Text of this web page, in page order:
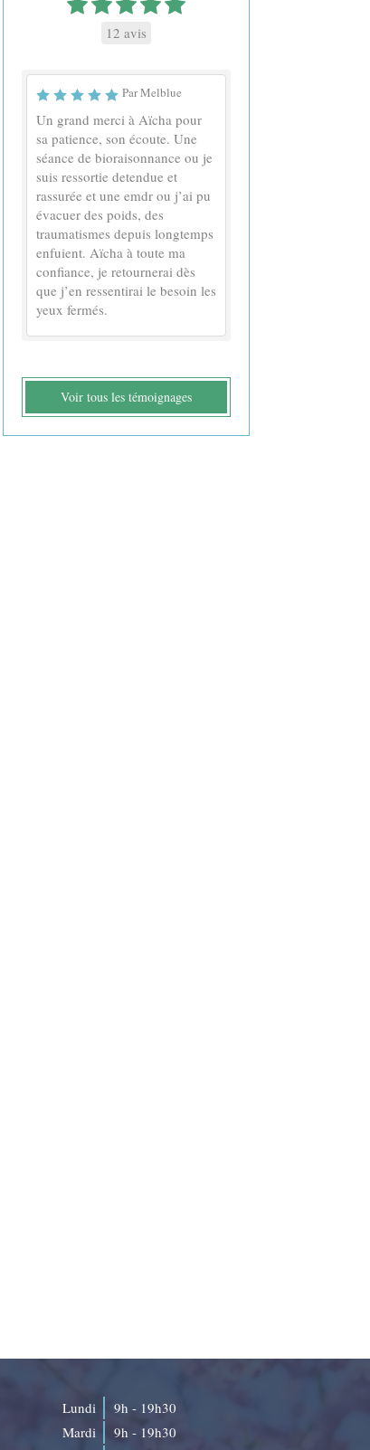
12 avis
Par Melblue
Un grand merci à Aïcha pour
sa patience, son écoute. Une
séance de bioraisonnance ou je
suis ressortie detendue et
rassurée et une emdr ou j’ai pu
évacuer des poids, des
traumatismes depuis longtemps
enfuient. Aïcha à toute ma
confiance, je retournerai dès
que j’en ressentirai le besoin les
yeux fermés.
Voir tous les témoignages
Lundi
9h - 19h30
Mardi
9h - 19h30